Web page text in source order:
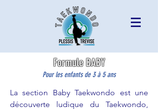
La section Baby Taekwondo est une
découverte ludique du Taekwondo,
Formule BABY
Pour les enfants de 3 à 5 ans